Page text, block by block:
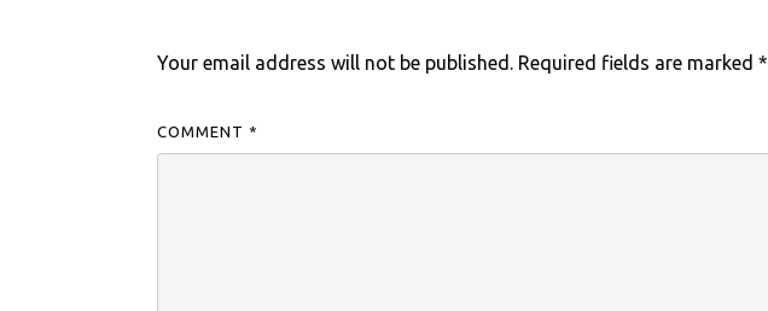
Your email address will not be published. Required fields are marked*
COMMENT *